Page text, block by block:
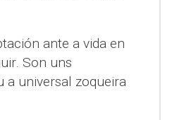
ante a vida en
Son uns
a universal zoqueira